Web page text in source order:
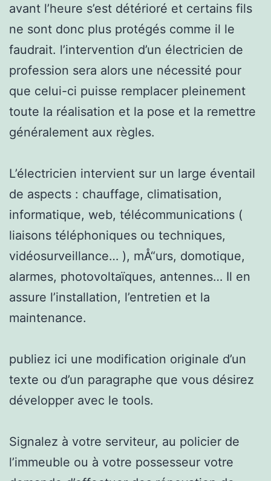
avant l’heure s’est détérioré et certains fils
ne sont donc plus protégés comme il le
faudrait. l’intervention d’un électricien de
profession sera alors une nécessité pour
que celui-ci puisse remplacer pleinement
toute la réalisation et la pose et la remettre
généralement aux règles.
L’électricien intervient sur un large éventail
de aspects : chauffage, climatisation,
informatique, web, télécommunications (
liaisons téléphoniques ou techniques,
vidéosurveillance… ), mÅ“urs, domotique,
alarmes, photovoltaïques, antennes… Il en
assure l’installation, l’entretien et la
maintenance.
publiez ici une modification originale d’un
texte ou d’un paragraphe que vous désirez
développer avec le tools.
Signalez à votre serviteur, au policier de
l’immeuble ou à votre possesseur votre